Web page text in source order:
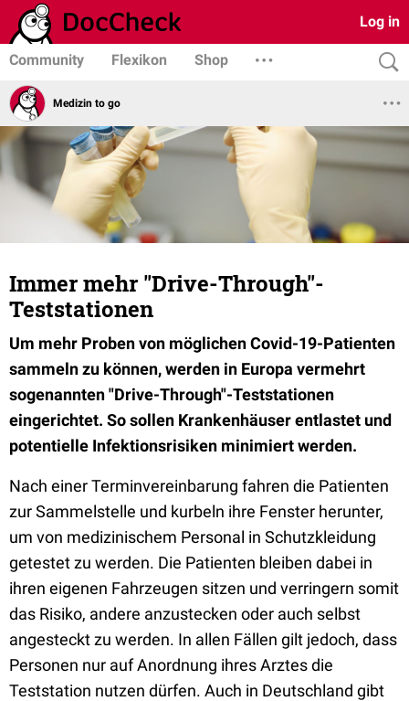
Log in
Community Flexikon Shop
Medizin to go
Immer mehr "Drive-Through"-
Teststationen
Um mehr Proben von möglichen Covid-19-Patienten
sammeln zu können, werden in Europa vermehrt
sogenannten "Drive-Through"-Teststationen
eingerichtet. So sollen Krankenhäuser entlastet und
potentielle Infektionsrisiken minimiert werden.
Nach einer Terminvereinbarung fahren die Patienten
zur Sammelstelle und kurbeln ihre Fenster herunter,
um von medizinischem Personal in Schutzkleidung
getestet zu werden. Die Patienten bleiben dabei in
ihren eigenen Fahrzeugen sitzen und verringern somit
das Risiko, andere anzustecken oder auch selbst
angesteckt zu werden. In allen Fällen gilt jedoch, dass
Personen nur auf Anordnung ihres Arztes die
Teststation nutzen dürfen. Auch in Deutschland gibt